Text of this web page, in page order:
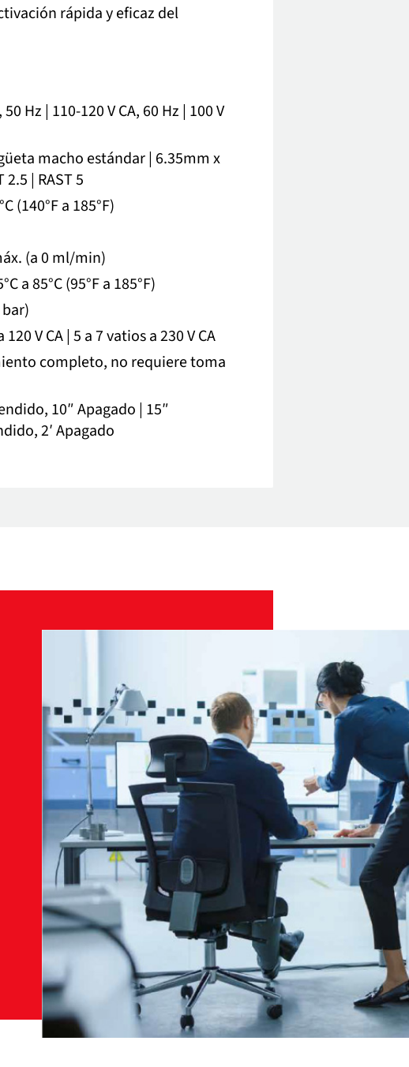
rápida y eficaz del
Hz | 110-120 V CA, 60 Hz | 100 V
macho estándar | 6.35mm x
| RAST 5
(140°F a 185°F)
(a 0 ml/min)
a 85°C (95°F a 185°F)
V CA | 5 a 7 vatios a 230 V CA
completo, no requiere toma
10″ Apagado | 15″
2′ Apagado